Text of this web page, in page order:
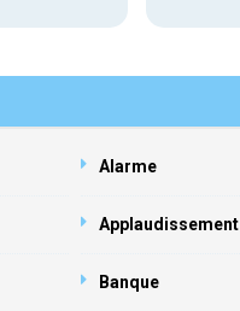
Alarme
Applaudissement
Banque